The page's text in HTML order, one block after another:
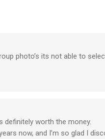
Limited is een app voor
gebruikers met leeftijden
laatst vergeleken op 7 Aug
photo’s its not able to
definitely worth the money.
now, and I’m so glad I